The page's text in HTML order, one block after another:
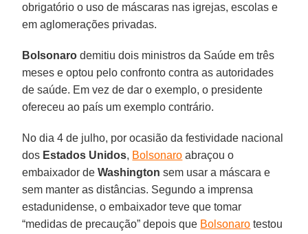
obrigatório o uso de máscaras nas igrejas, escolas e
em aglomerações privadas.
Bolsonaro demitiu dois ministros da Saúde em três
meses e optou pelo confronto contra as autoridades
de saúde. Em vez de dar o exemplo, o presidente
ofereceu ao país um exemplo contrário.
No dia 4 de julho, por ocasião da festividade nacional
dos Estados Unidos, Bolsonaro abraçou o
embaixador deWashington sem usar a máscara e
sem manter as distâncias. Segundo a imprensa
estadunidense, o embaixador teve que tomar
“medidas de precaução” depois que Bolsonaro testou